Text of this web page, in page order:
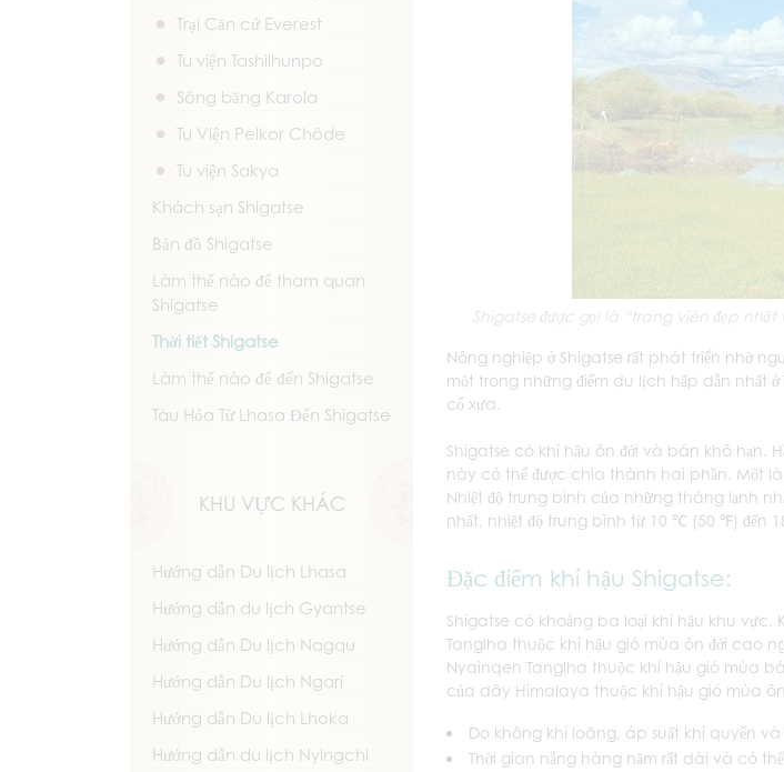
Trại Căn cứ Everest
Tu viện Tashilhunpo
Sông băng Karola
Tu Viện Pelkor Chöde
Tu viện Sakya
Khách sạn Shigatse
Bản đồ Shigatse
Làm thế nào để tham quan
Shigatse
Thời tiết Shigatse
Làm thế nào để đến Shigatse
Tàu Hỏa Từ Lhasa Đến Shigatse
KHU VỰC KHÁC
Hướng dẫn Du lịch Lhasa
Hướng dẫn du lịch Gyantse
Hướng dẫn Du lịch Nagqu
Hướng dẫn Du lịch Ngari
Hướng dẫn Du lịch Lhoka
Hướng dẫn du lịch Nyingchi
Shigatse được gọi là “trang viên đẹp
Nông nghiệp ở Shigatse rất phát triển nhờ
một trong những điểm du lịch hấp dẫn nhất
cổ xưa.
Shigatse có khí hậu ôn đới và bán khô hạn.
này có thể được chia thành hai phần. Một
Nhiệt độ trung bình của những tháng lạnh
nhất, nhiệt độ trung bình từ 10 ℃ (50 ℉) đến
Đặc điểm khí hậu Shigatse:
Shigatse có khoảng ba loại khí hậu khu vực.
Tanglha thuộc khí hậu gió mùa ôn đới cao
Nyainqen Tanglha thuộc khí hậu gió mùa
của dãy Himalaya thuộc khí hậu gió mùa
Do không khí loãng, áp suất khí quyển
Thời gian nắng hàng năm rất dài và có